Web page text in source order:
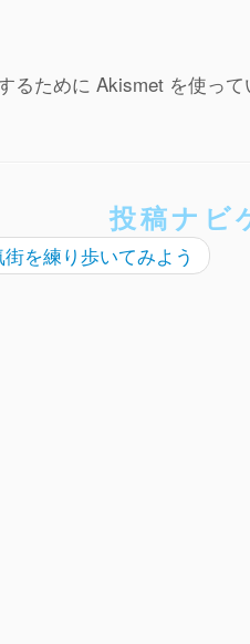
るために Akismet を使って
投稿ナビ
を練り歩いてみよう